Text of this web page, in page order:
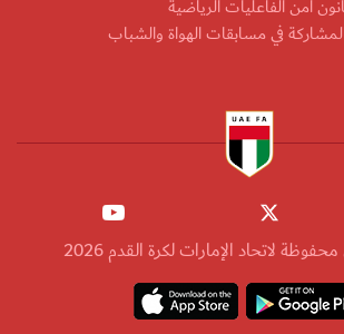
أمن الفاعليات الرياضية
في مسابقات الهواة والشباب
لاتحاد الإمارات لكرة القدم 2026